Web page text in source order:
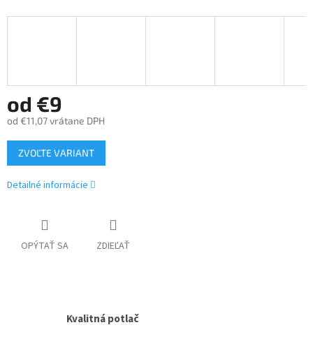
od €9
od €11,07vrátane DPH
Jednotková
cena:
ZVOĽTE VARIANT
Detailné informácie
OPÝTAŤ SA ZDIEĽAŤ
Kvalitná potlač